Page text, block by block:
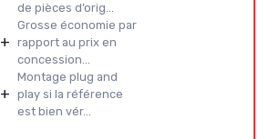
de pièces d’orig...
+
Grosse économie par
rapport au prix en
concession...
+
Montage plug and
play si la référence
est bien vér...